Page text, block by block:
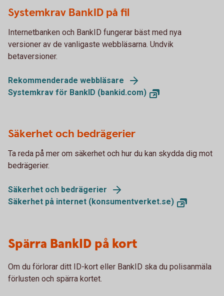
Systemkrav BankID på fil
Internetbanken och BankID fungerar bäst med nya
versioner av de vanligaste webbläsarna. Undvik
betaversioner.
Rekommenderade webbläsare
Systemkrav för BankID (bankid.com)
Säkerhet och bedrägerier
Ta reda på mer om säkerhet och hur du kan skydda dig mot
bedrägerier.
Säkerhet och bedrägerier
Säkerhet på internet (konsumentverket.se)
Spärra BankID på kort
Om du förlorar ditt ID-kort eller BankID ska du polisanmäla
förlusten och spärra kortet.